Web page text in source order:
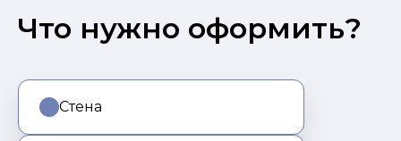
Что нужно оформить?
Стена